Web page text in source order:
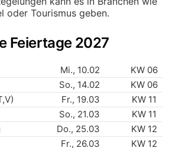
oder Tourismus geben.
Feiertage 2027
Mi., 10.02
KW 06
So., 14.02
KW 06
Fr., 19.03
KW 11
So., 21.03
KW 11
Do., 25.03
KW 12
Fr., 26.03
KW 12